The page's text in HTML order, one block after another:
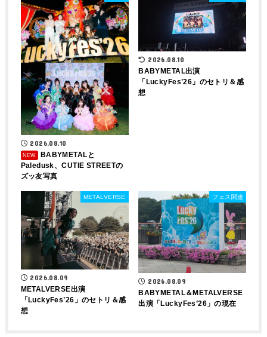
2026.08.10
BABYMETALと
Paledusk、CUTIE STREETの
ズッ友写真
2026.08.10
BABYMETAL出演
「LuckyFes’26」のセトリ＆感
想
METALVERSE
2026.08.09
METALVERSE出演
「LuckyFes’26」のセトリ＆感
想
フェス関連
2026.08.09
BABYMETAL＆METALVERSE
出演「LuckyFes’26」の現在